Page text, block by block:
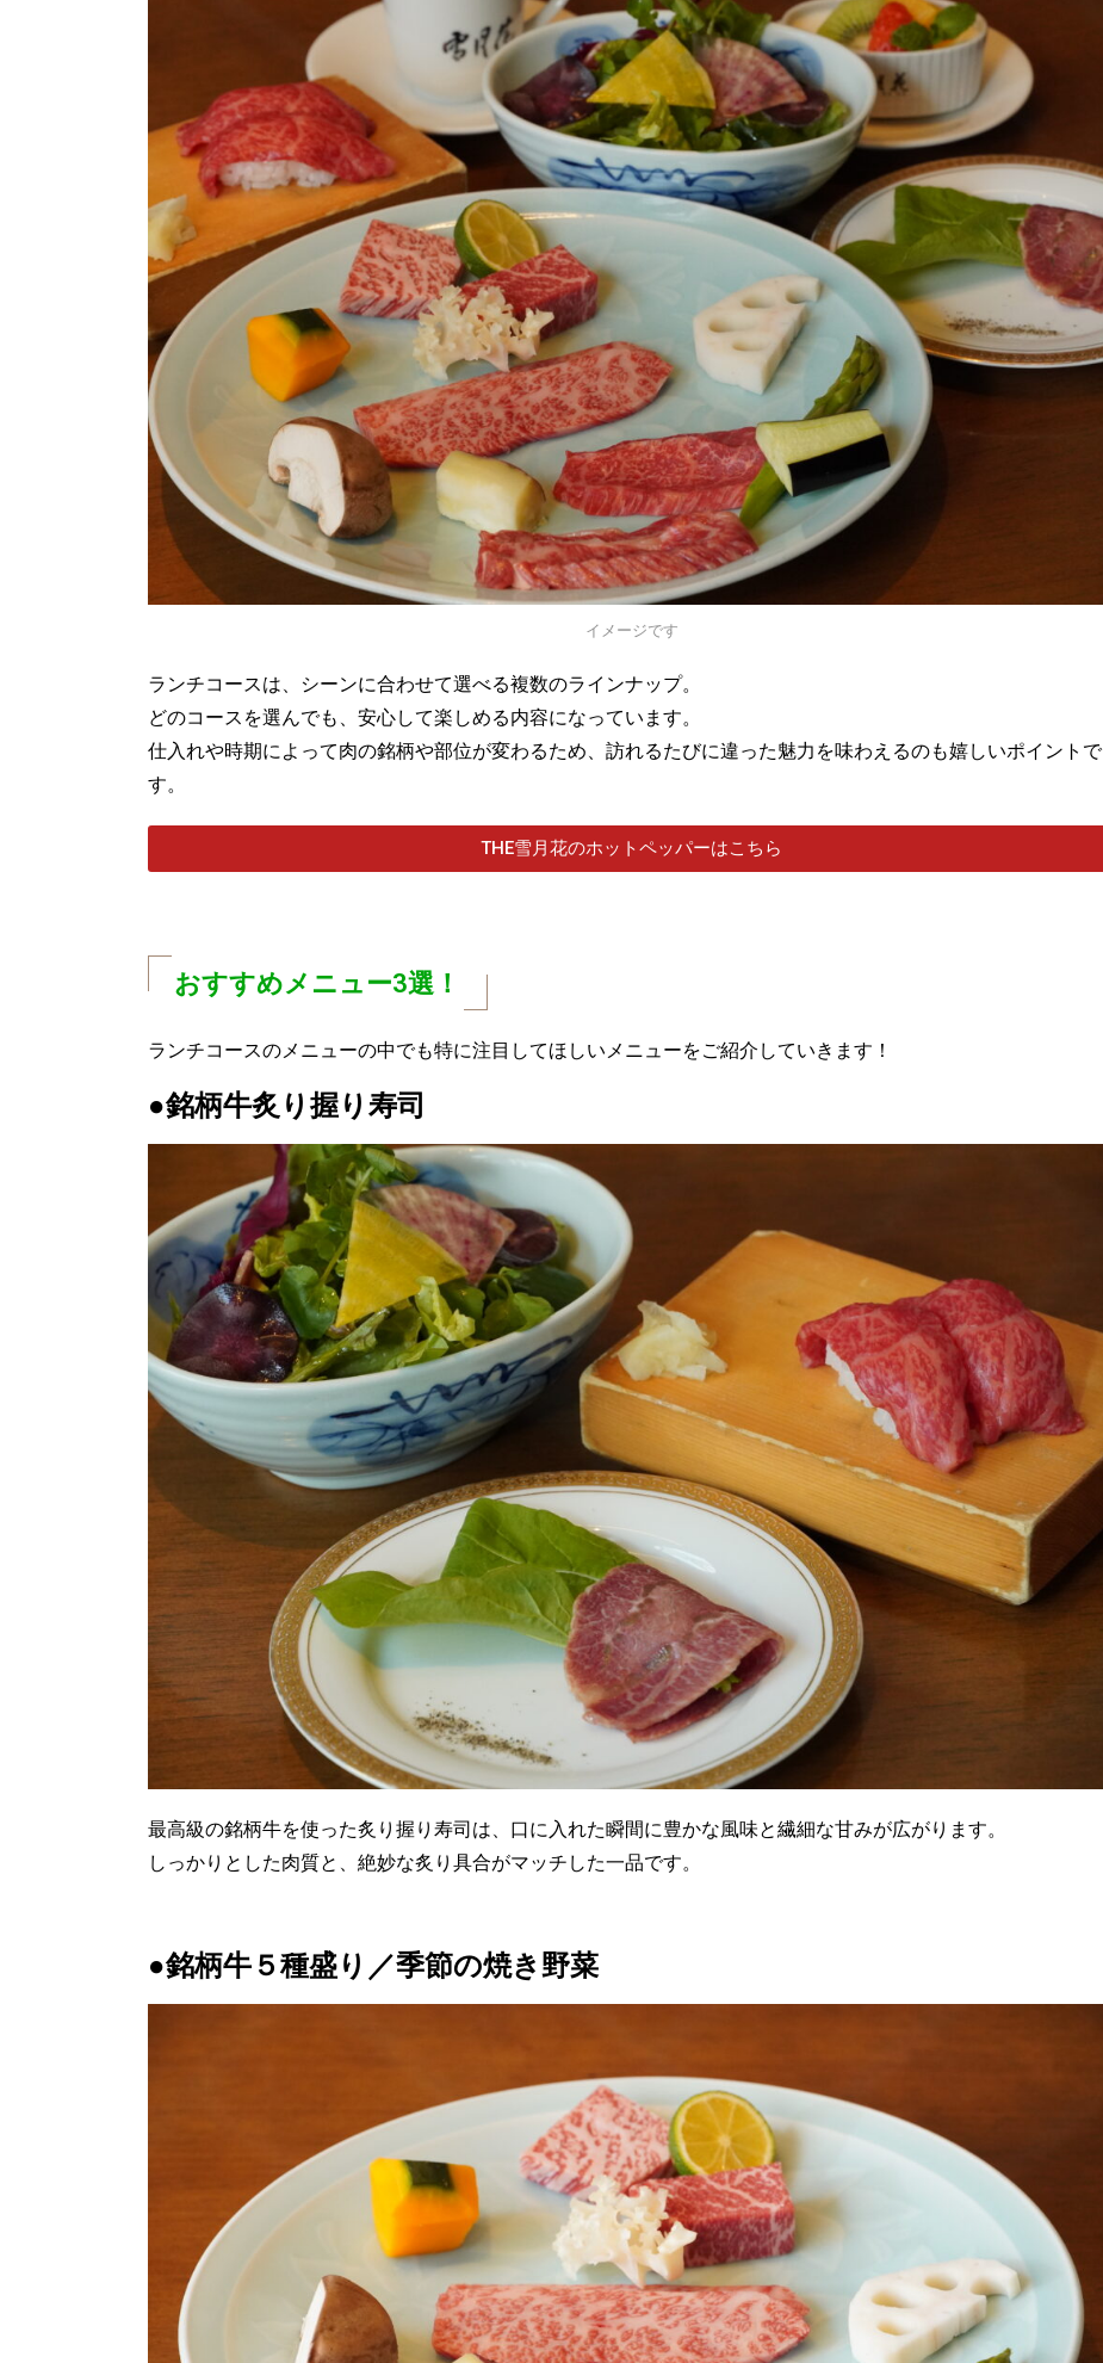
イメージです
ランチコースは、シーンに合わせて選べる複数のラインナップ。
どのコースを選んでも、安心して楽しめる内容になっています。
仕入れや時期によって肉の銘柄や部位が変わるため、訪れるたびに違った魅力を味わえるのも嬉しいポイントで
す。
THE雪月花のホットペッパーはこちら
おすすめメニュー3選！
ランチコースのメニューの中でも特に注目してほしいメニューをご紹介していきます！
●銘柄牛炙り握り寿司
最高級の銘柄牛を使った炙り握り寿司は、口に入れた瞬間に豊かな風味と繊細な甘みが広がります。
しっかりとした肉質と、絶妙な炙り具合がマッチした一品です。
●銘柄牛５種盛り／季節の焼き野菜